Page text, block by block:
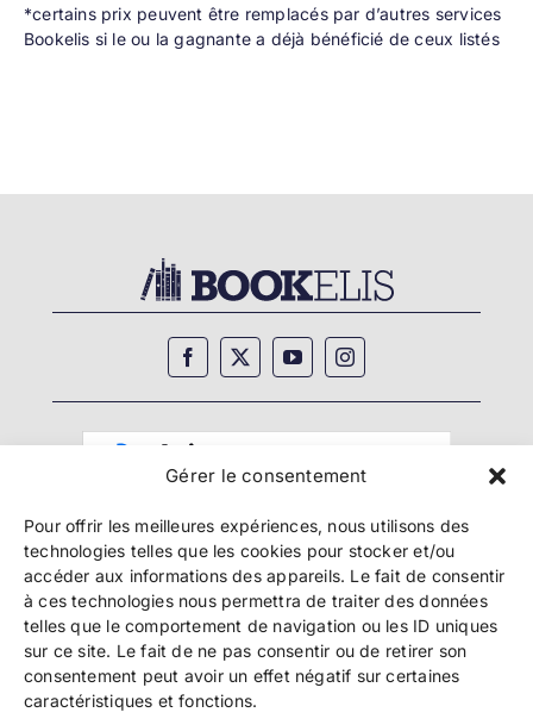
Gérer le consentement
Pour offrir les meilleures expériences, nous utilisons des
technologies telles que les cookies pour stocker et/ou
accéder aux informations des appareils. Le fait de consentir
à ces technologies nous permettra de traiter des données
telles que le comportement de navigation ou les ID uniques
sur ce site. Le fait de ne pas consentir ou de retirer son
consentement peut avoir un effet négatif sur certaines
caractéristiques et fonctions.
*certains prix peuvent être remplacés par d’autres services
Bookelis si le ou la gagnante a déjà bénéficié de ceux listés
Copyright 2024 Bookelis –CGU–CGS–CGPPA–
Mentions légales–Politique de confidentialité–
Paiement et sécurité